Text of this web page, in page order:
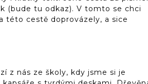
(bude tu odkaz). V tomto se chci
této cestě doprovázely, a sice
z nás ze školy, kdy jsme si je